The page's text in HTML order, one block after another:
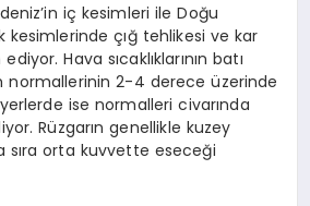
iç kesimleri ile Doğu
kesimlerinde çığ tehlikesi ve kar
Hava sıcaklıklarının batı
normallerinin 2-4 derece üzerinde
ise normalleri civarında
Rüzgarın genellikle kuzey
sıra orta kuvvette eseceği